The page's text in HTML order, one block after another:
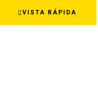
VISTA RÁPIDA